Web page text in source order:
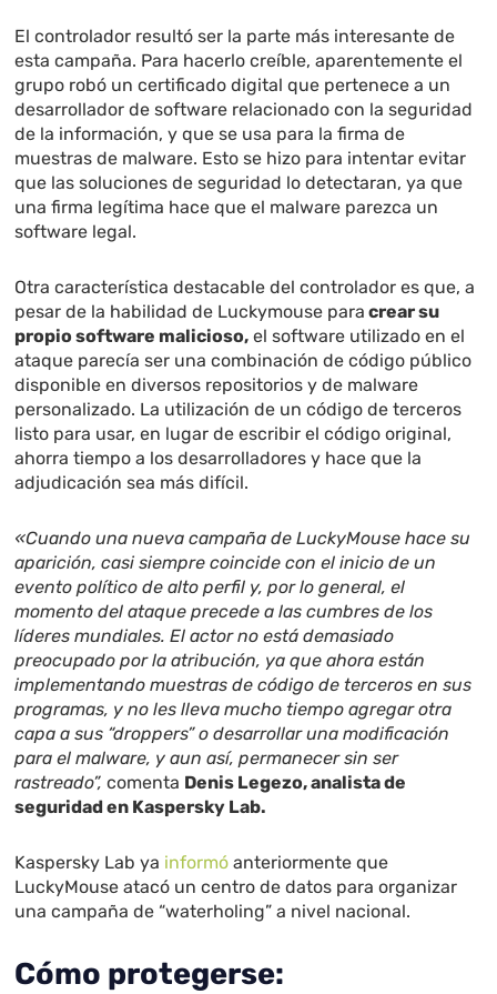
El controlador resultó ser la parte más interesante de
esta campaña. Para hacerlo creíble, aparentemente el
grupo robó un certificado digital que pertenece a un
desarrollador de software relacionado con la seguridad
de la información, y que se usa para la firma de
muestras de malware. Esto se hizo para intentar evitar
que las soluciones de seguridad lo detectaran, ya que
una firma legítima hace que el malware parezca un
software legal.
Otra característica destacable del controlador es que, a
pesar de la habilidad de Luckymouse para crear su
propio software malicioso, el software utilizado en el
ataque parecía ser una combinación de código público
disponible en diversos repositorios y de malware
personalizado. La utilización de un código de terceros
listo para usar, en lugar de escribir el código original,
ahorra tiempo a los desarrolladores y hace que la
adjudicación sea más difícil.
«Cuando una nueva campaña de LuckyMouse hace su
aparición, casi siempre coincide con el inicio de un
evento político de alto perfil y, por lo general, el
momento del ataque precede a las cumbres de los
líderes mundiales. El actor no está demasiado
preocupado por la atribución, ya que ahora están
implementando muestras de código de terceros en sus
programas, y no les lleva mucho tiempo agregar otra
capa a sus “droppers” o desarrollar una modificación
para el malware, y aun así, permanecer sin ser
rastreado”,comenta Denis Legezo, analista de
seguridad en Kaspersky Lab.
Kaspersky Lab ya informó anteriormente que
LuckyMouse atacó un centro de datos para organizar
una campaña de “waterholing” a nivel nacional.
Cómo protegerse: